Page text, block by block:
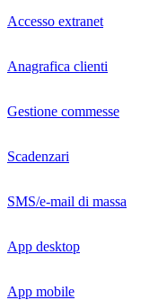
Accesso extranet
Anagrafica clienti
Gestione commesse
Scadenzari
SMS/e-mail di massa
App desktop
App mobile